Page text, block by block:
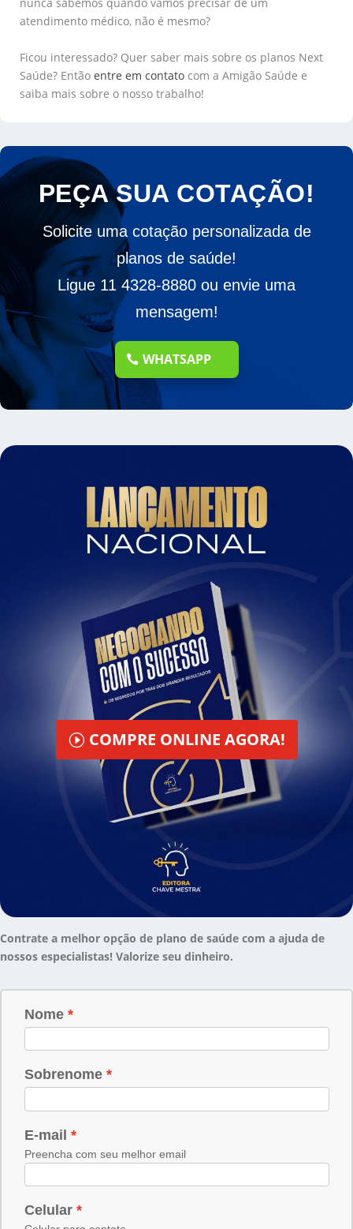
atendimento médico, não é mesmo?
Ficou interessado? Quer saber mais sobre os planos Next
Saúde? Então entre em contato com a Amigão Saúde e
saiba mais sobre o nosso trabalho!
PEÇA SUA COTAÇÃO!
Solicite uma cotação personalizada de
planos de saúde!
Ligue 11 4328-8880 ou envie uma
mensagem!
WHATSAPP
COMPRE ONLINE AGORA!
Contrate a melhor opção de plano de saúde com a ajuda de
nossos especialistas! Valorize seu dinheiro.